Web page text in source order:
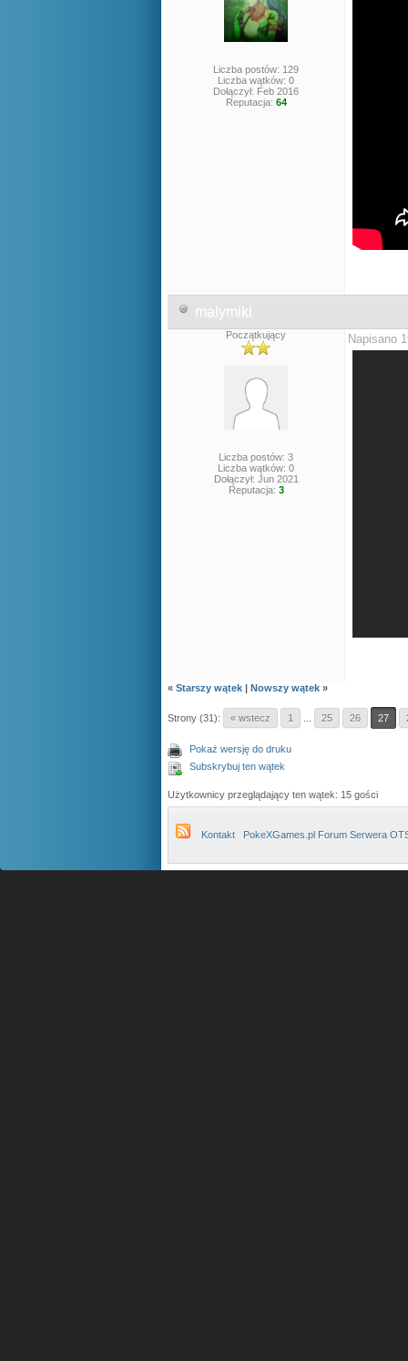
Liczba postów: 129
Liczba wątków: 0
Dołączył: Feb 2016
Reputacja: 64
malymiki
Początkujący
Liczba postów: 3
Liczba wątków: 0
Dołączył: Jun 2021
Reputacja: 3
Napisano
« Starszy wątek | Nowszy wątek »
Strony (31): « wstecz 1 25 26 27
Pokaż wersję do druku
Subskrybuj ten wątek
Użytkownicy przeglądający ten wątek: 15 gości
Kontakt PokeXGames.pl Forum Serwera